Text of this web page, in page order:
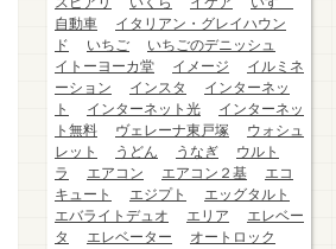
自動車
イタリアン・グレイハウン
ド
いちご
いちごのデニッシュ
イトーヨーカ堂
イメージ
イルミネ
ーション
インスタ
インターネッ
ト
インターネット光
インターネッ
ト無料
ヴェレーナ東戸塚
ウォシュ
レット
うどん うなぎ
ウルト
ラ
エアコン エアコン２基
エコ
キュート
エジプト
エッグタルト
エバライトデュオ
エリア
エレベー
タ
エレベーター
オートロック